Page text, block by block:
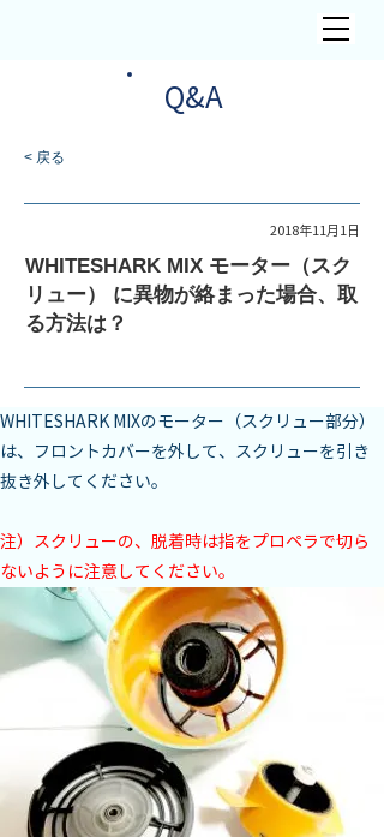
​Q&A
< 戻る
2018年11月1日
WHITESHARK MIX モーター（スク
リュー） に異物が絡まった場合、取
る方法は？
WHITESHARK MIXのモーター（スクリュー部分）
は、フロントカバーを外して、スクリューを引き
抜き外してください。
注）スクリューの、脱着時は指をプロペラで切ら
ないように注意してください。